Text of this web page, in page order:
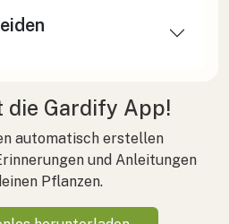
die Gardify App!
automatisch erstellen
und Anleitungen
Pflanzen.